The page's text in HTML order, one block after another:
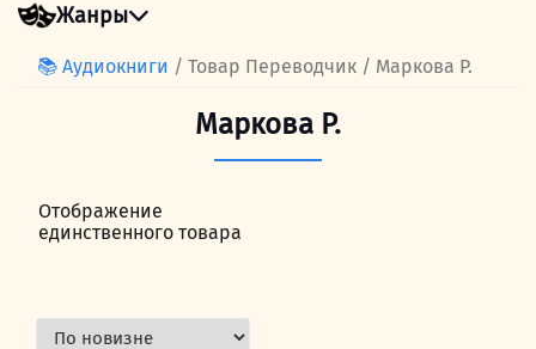
Жанры
📚 Аудиокниги / Товар Переводчик / Маркова Р.
Маркова Р.
Отображение
единственного товара